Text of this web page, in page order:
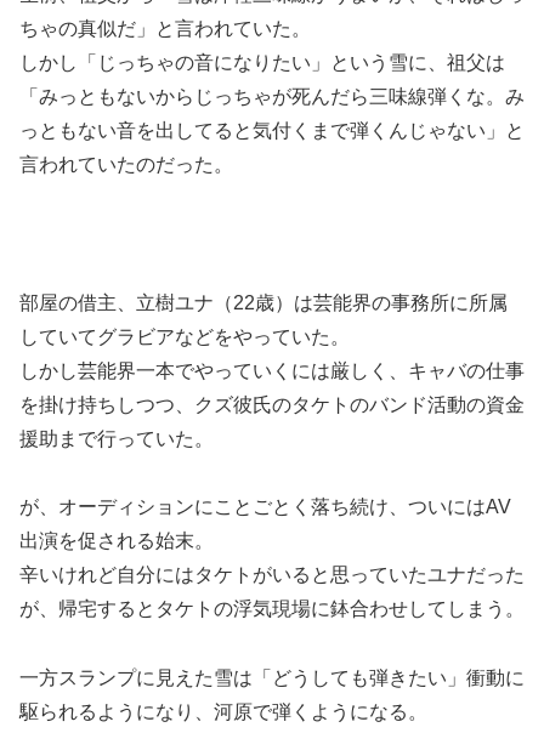
ちゃの真似だ」と言われていた。
しかし「じっちゃの音になりたい」という雪に、祖父は
「みっともないからじっちゃが死んだら三味線弾くな。み
っともない音を出してると気付くまで弾くんじゃない」と
言われていたのだった。
部屋の借主、立樹ユナ（22歳）は芸能界の事務所に所属
していてグラビアなどをやっていた。
しかし芸能界一本でやっていくには厳しく、キャバの仕事
を掛け持ちしつつ、クズ彼氏のタケトのバンド活動の資金
援助まで行っていた。
が、オーディションにことごとく落ち続け、ついにはAV
出演を促される始末。
辛いけれど自分にはタケトがいると思っていたユナだった
が、帰宅するとタケトの浮気現場に鉢合わせしてしまう。
一方スランプに見えた雪は「どうしても弾きたい」衝動に
駆られるようになり、河原で弾くようになる。